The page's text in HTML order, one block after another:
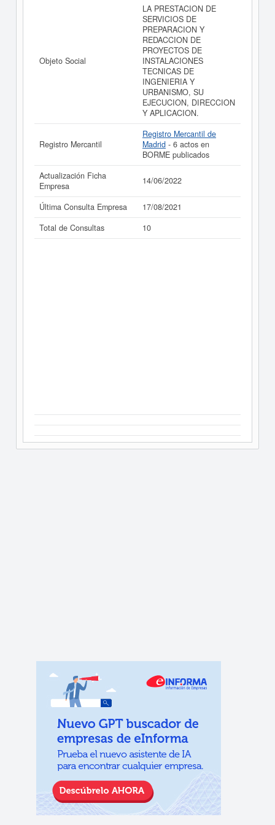
C CONSULTORES DE INSTALACIONES S.L. y
consultar los resultados de sus años de actividad, así
como los balances y cuentas de resultados disponibles.
La última actualización del informe de empresa se ha
realizado el 14/06/2022.
Objeto Social
LA PRESTACION DE
SERVICIOS DE
PREPARACION Y
REDACCION DE
PROYECTOS DE
INSTALACIONES
TECNICAS DE
INGENIERIA Y
URBANISMO, SU
EJECUCION, DIRECCION
Y APLICACION.
Registro Mercantil
Registro Mercantil de
Madrid - 6 actos en
BORME publicados
Actualización Ficha
Empresa
14/06/2022
Última Consulta Empresa
17/08/2021
Total de Consultas
10